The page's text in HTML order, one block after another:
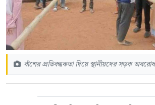
বাঁশের প্রতিবন্ধকতা দিয়ে স্থানীয়দের সড়ক